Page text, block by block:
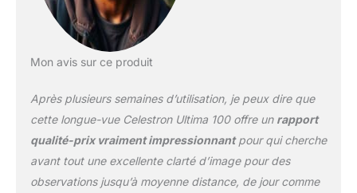
OPTIQUES
couleur et contraste et
optimiser la luminosité,
pour des images plus
brillantes et nettes,
même dans des
conditions de faible
Mon avis sur ce produit
Après plusieurs semaines d’utilisation, je peux dire que
cette longue-vue Celestron Ultima 100 offre un rapport
qualité-prix vraiment impressionnantpour qui cherche
avant tout une excellente clarté d’image pour des
observations jusqu’à moyenne distance, de jour comme